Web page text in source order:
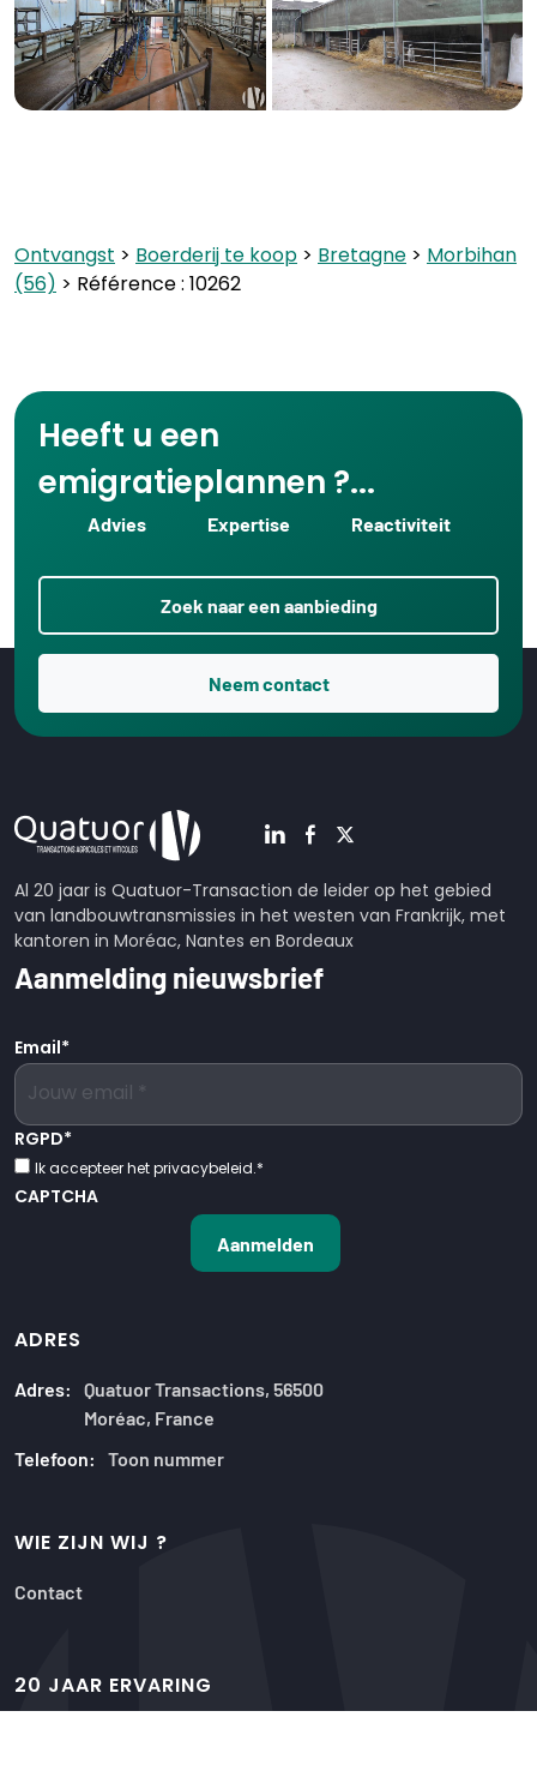
Ontvangst> Boerderij te koop> Bretagne> Morbihan
(56)> Référence : 10262
Heeft u een
emigratieplannen ?...
Advies Expertise Reactiviteit
Zoek naar een aanbieding
Neem contact
Al 20 jaar is Quatuor-Transaction de leider op het gebied
van landbouwtransmissies in het westen van Frankrijk, met
kantoren in Moréac, Nantes en Bordeaux
Aanmelding nieuwsbrief
Email*
RGPD*
Ik accepteer het privacybeleid.*
CAPTCHA
ADRES
Adres: Quatuor Transactions, 56500
Moréac, France
Telefoon: Toon nummer
WIE ZIJN WIJ ?
Contact
20 JAAR ERVARING